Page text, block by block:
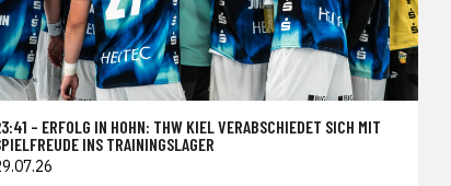
– ERFOLG IN HOHN: THW KIEL VERABSCHIEDET SICH MIT
INS TRAININGSLAGER